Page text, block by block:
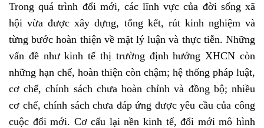
Trong quá trình đổi mới, các lĩnh vực của đời sống xã
hội vừa được xây dựng, tổng kết, rút kinh nghiệm và
từng bước hoàn thiện về mặt lý luận và thực tiễn. Những
vấn đề như kinh tế thị trường định hướng XHCN còn
những hạn chế, hoàn thiện còn chậm; hệ thống pháp luật,
cơ chế, chính sách chưa hoàn chỉnh và đồng bộ; nhiều
cơ chế, chính sách chưa đáp ứng được yêu cầu của công
cuộc đổi mới. Cơ cấu lại nền kinh tế, đổi mới mô hình